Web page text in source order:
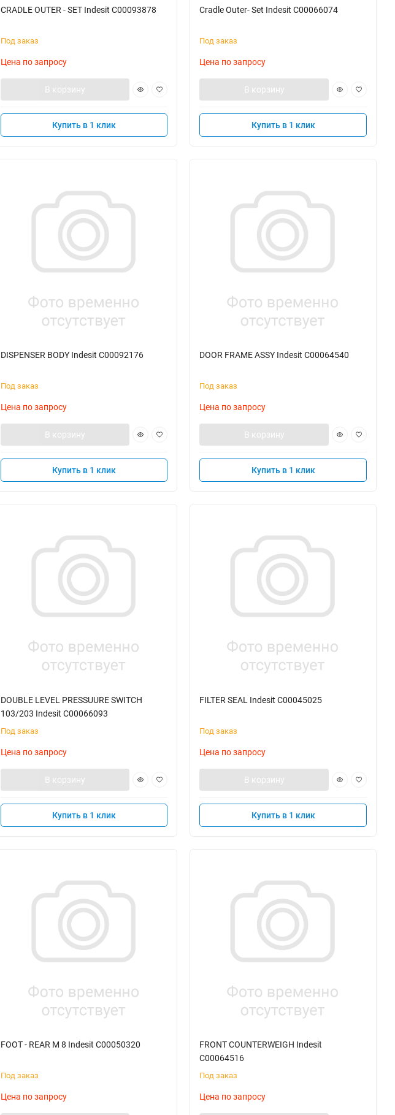
CRADLE OUTER - SET Indesit C00093878
Под заказ
Цена по запросу
В корзину
Купить в 1 клик
Cradle Outer- Set Indesit C00066074
Под заказ
Цена по запросу
В корзину
Купить в 1 клик
DISPENSER BODY Indesit C00092176
Под заказ
Цена по запросу
В корзину
Купить в 1 клик
DOOR FRAME ASSY Indesit C00064540
Под заказ
Цена по запросу
В корзину
Купить в 1 клик
DOUBLE LEVEL PRESSUURE SWITCH
103/203 Indesit C00066093
Под заказ
Цена по запросу
В корзину
Купить в 1 клик
FILTER SEAL Indesit C00045025
Под заказ
Цена по запросу
В корзину
Купить в 1 клик
FOOT - REAR M 8 Indesit C00050320
Под заказ
Цена по запросу
FRONT COUNTERWEIGH Indesit
C00064516
Под заказ
Цена по запросу